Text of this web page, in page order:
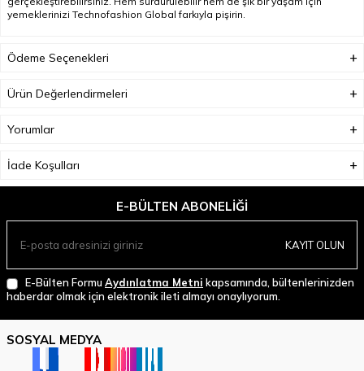
yemeklerinizi Technofashion Global farkıyla pişirin.
Ödeme Seçenekleri
Ürün Değerlendirmeleri
Yorumlar
İade Koşulları
E-BÜLTEN ABONELIĞI
KAYIT OLUN
E-Bülten Formu Aydınlatma Metni kapsamında, bültenlerinizden
haberdar olmak için elektronik ileti almayı onaylıyorum.
SOSYAL MEDYA